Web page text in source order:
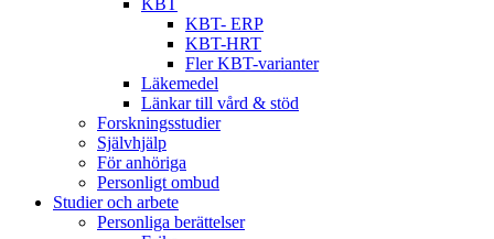
KBT- ERP
KBT-HRT
Fler KBT-varianter
Läkemedel
Länkar till vård & stöd
Forskningsstudier
Självhjälp
För anhöriga
Personligt ombud
Studier och arbete
Personliga berättelser